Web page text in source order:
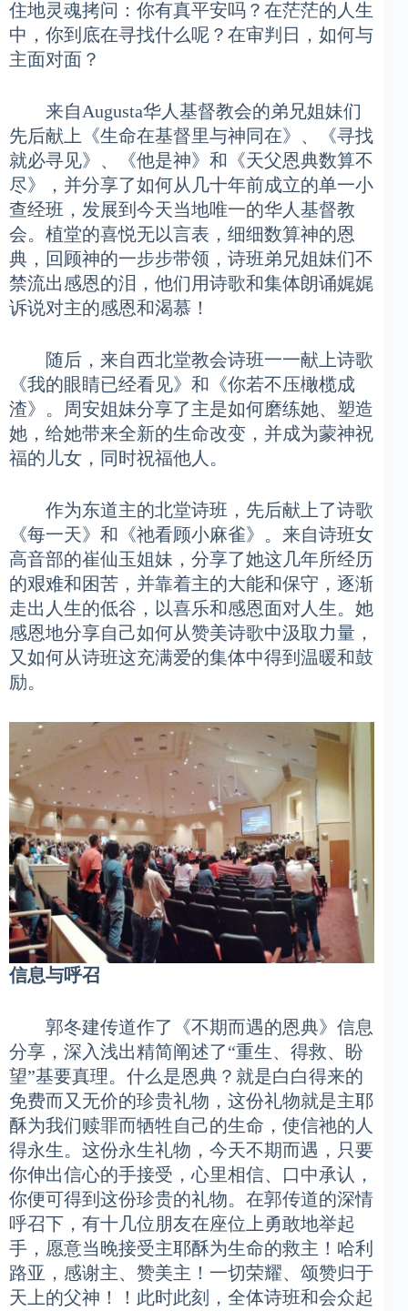
住地灵魂拷问：你有真平安吗？在茫茫的人生
中，你到底在寻找什么呢？在审判日，如何与
主面对面？
来自Augusta华人基督教会的弟兄姐妹们
先后献上《生命在基督里与神同在》、《寻找
就必寻见》、《他是神》和《天父恩典数算不
尽》，并分享了如何从几十年前成立的单一小
查经班，发展到今天当地唯一的华人基督教
会。植堂的喜悦无以言表，细细数算神的恩
典，回顾神的一步步带领，诗班弟兄姐妹们不
禁流出感恩的泪，他们用诗歌和集体朗诵娓娓
诉说对主的感恩和渴慕！
随后，来自西北堂教会诗班一一献上诗歌
《我的眼睛已经看见》和《你若不压橄榄成
渣》。周安姐妹分享了主是如何磨练她、塑造
她，给她带来全新的生命改变，并成为蒙神祝
福的儿女，同时祝福他人。
作为东道主的北堂诗班，先后献上了诗歌
《每一天》和《祂看顾小麻雀》。来自诗班女
高音部的崔仙玉姐妹，分享了她这几年所经历
的艰难和困苦，并靠着主的大能和保守，逐渐
走出人生的低谷，以喜乐和感恩面对人生。她
感恩地分享自己如何从赞美诗歌中汲取力量，
又如何从诗班这充满爱的集体中得到温暖和鼓
励。
信息与呼召
郭冬建传道作了《不期而遇的恩典》信息
分享，深入浅出精简阐述了“重生、得救、盼
望”基要真理。什么是恩典？就是白白得来的
免费而又无价的珍贵礼物，这份礼物就是主耶
酥为我们赎罪而牺牲自己的生命，使信祂的人
得永生。这份永生礼物，今天不期而遇，只要
你伸出信心的手接受，心里相信、口中承认，
你便可得到这份珍贵的礼物。在郭传道的深情
呼召下，有十几位朋友在座位上勇敢地举起
手，愿意当晚接受主耶酥为生命的救主！哈利
路亚，感谢主、赞美主！一切荣耀、颂赞归于
天上的父神！！此时此刻，全体诗班和会众起